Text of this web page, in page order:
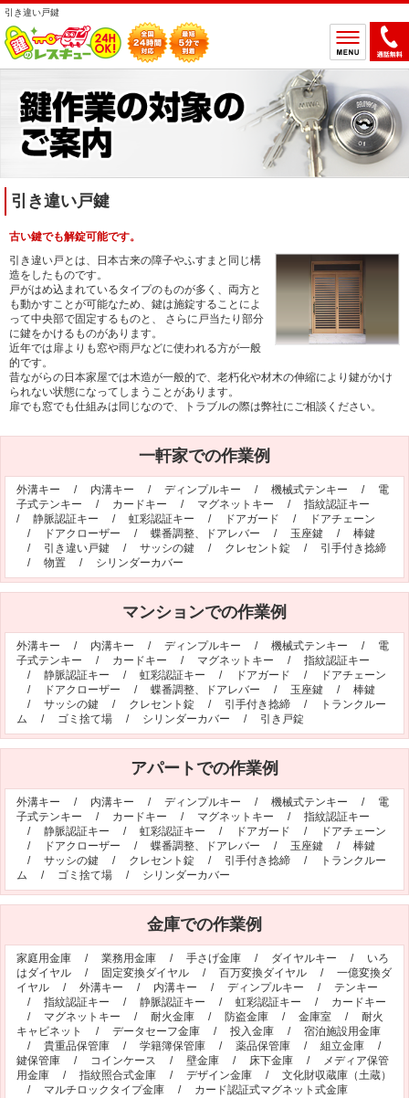
引き違い戸鍵
ホーム
鍵のトラブルから選ぶ
鍵取付
鍵の設置場所から選ぶ
一軒家 マンション
アパート 車
バイク
デスク・ロッカー
鍵のメーカー・製品から選ぶ
補助錠（ワンドアツーロック） キーレス錠
電気錠 窓用防犯錠
お車、バイクのメーカー・車種
料金表
簡易料金表 かんたん料金チェック
サービスについて
作業の流れ 鍵の製品 人気ランキング
作業者の紹介 技術力の秘密
特殊開錠技術 設備紹介
作業車紹介 イモビライザーの鍵紛失・製作
鍵について 鍵の紹介
中山さん 防犯コラム よくあるご質問
オフィシャルブログ お得なコース割引
会社案内
TV出演実績 法人向け提携サービス
セキュリティアドバイザーの紹介 地域貢献活動
公式キャラクター紹介 お知らせ
お問合せフォーム 鍵のレスキューにご意見
登録商標 プライバシーポリシー
特定商取引法上の表記 サイトマップ
鍵のレスキュー 合鍵ショップ
引き違い戸鍵
古い鍵でも解錠可能です。
引き違い戸とは、日本古来の障子やふすまと同じ構
造をしたものです。
戸がはめ込まれているタイプのものが多く、両方と
も動かすことが可能なため、鍵は施錠することによ
って中央部で固定するものと、 さらに戸当たり部分
に鍵をかけるものがあります。
近年では扉よりも窓や雨戸などに使われる方が一般
的です。
昔ながらの日本家屋では木造が一般的で、老朽化や材木の伸縮により鍵がかけ
られない状態になってしまうことがあります。
扉でも窓でも仕組みは同じなので、トラブルの際は弊社にご相談ください。
一軒家での作業例
外溝キー / 内溝キー / ディンプルキー / 機械式テンキー / 電
子式テンキー / カードキー / マグネットキー / 指紋認証キー
/ 静脈認証キー / 虹彩認証キー / ドアガード /
ドアチェーン
/
ドアクローザー / 蝶番調整、ドアレバー / 玉座鍵 / 棒鍵
/ 引き違い戸鍵 / サッシの鍵 / クレセント錠 / 引手付き捻締
/ 物置 / シリンダーカバー
マンションでの作業例
外溝キー / 内溝キー / ディンプルキー / 機械式テンキー / 電
子式テンキー / カードキー / マグネットキー / 指紋認証キー
/ 静脈認証キー / 虹彩認証キー / ドアガード /
ドアチェーン
/
ドアクローザー / 蝶番調整、ドアレバー / 玉座鍵 / 棒鍵
/ サッシの鍵 / クレセント錠 / 引手付き捻締 /
トランクルー
ム / ゴミ捨て場 / シリンダーカバー / 引き戸錠
アパートでの作業例
外溝キー / 内溝キー / ディンプルキー / 機械式テンキー / 電
子式テンキー / カードキー / マグネットキー / 指紋認証キー
/ 静脈認証キー / 虹彩認証キー / ドアガード /
ドアチェーン
/
ドアクローザー / 蝶番調整、ドアレバー / 玉座鍵 / 棒鍵
/ サッシの鍵 / クレセント錠 / 引手付き捻締 /
トランクルー
ム / ゴミ捨て場 / シリンダーカバー
金庫での作業例
家庭用金庫 / 業務用金庫 / 手さげ金庫 / ダイヤルキー / いろ
はダイヤル / 固定変換ダイヤル / 百万変換ダイヤル / 一億変換ダ
イヤル / 外溝キー / 内溝キー / ディンプルキー / テンキー
/ 指紋認証キー / 静脈認証キー / 虹彩認証キー / カードキー
/ マグネットキー / 耐火金庫 / 防盗金庫 / 金庫室 / 耐火
キャビネット
/ データセーフ金庫 / 投入金庫 / 宿泊施設用金庫
/ 貴重品保管庫 / 学籍簿保管庫 / 薬品保管庫 / 組立金庫 /
鍵保管庫 / コインケース / 壁金庫 / 床下金庫 /
メディア保管
用金庫 / 指紋照合式金庫 / デザイン金庫 / 文化財収蔵庫（土蔵）
/ マルチロックタイプ金庫 / カード認証式マグネット式金庫